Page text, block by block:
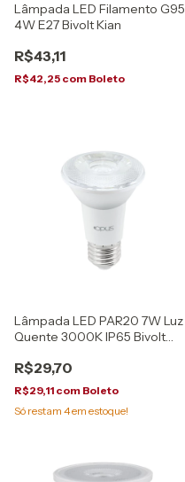
Lâmpada LED Filamento G95
4W E27 Bivolt Kian
R$43,11
R$42,25 com Boleto
Lâmpada LED PAR20 7W Luz
Quente 3000K IP65 Bivolt
R$29,70
R$29,11 com Boleto
Só restam 4em estoque!